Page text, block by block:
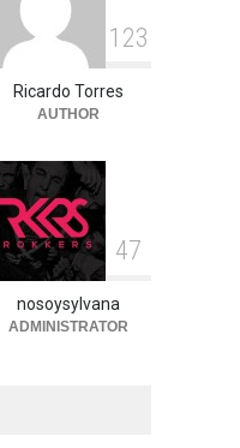
anuncia show
BB de la
México
ARTICULO ,breaking
1 23
Ricardo Torres
AUTHOR
47
nosoysylvana
ADMINISTRATOR